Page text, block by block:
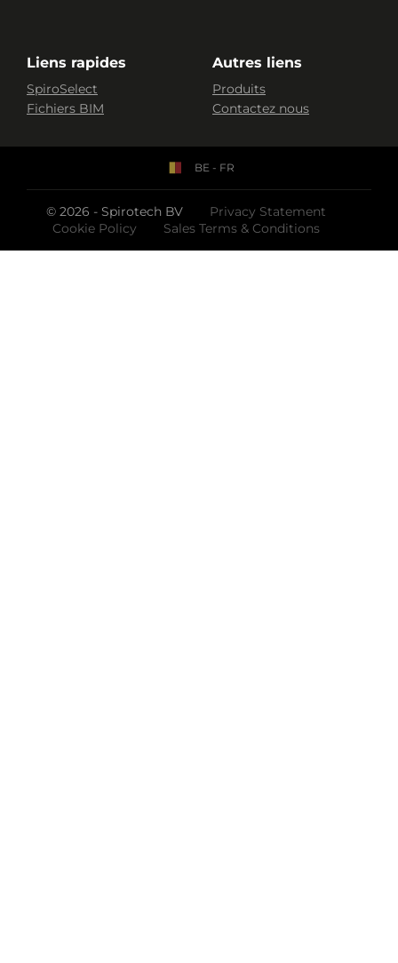
Liens rapides
SpiroSelect
Fichiers BIM
Autres liens
Produits
Contactez nous
© 2026 - Spirotech BV
Privacy Statement
Cookie Policy
Sales Terms & Conditions
BE - FR